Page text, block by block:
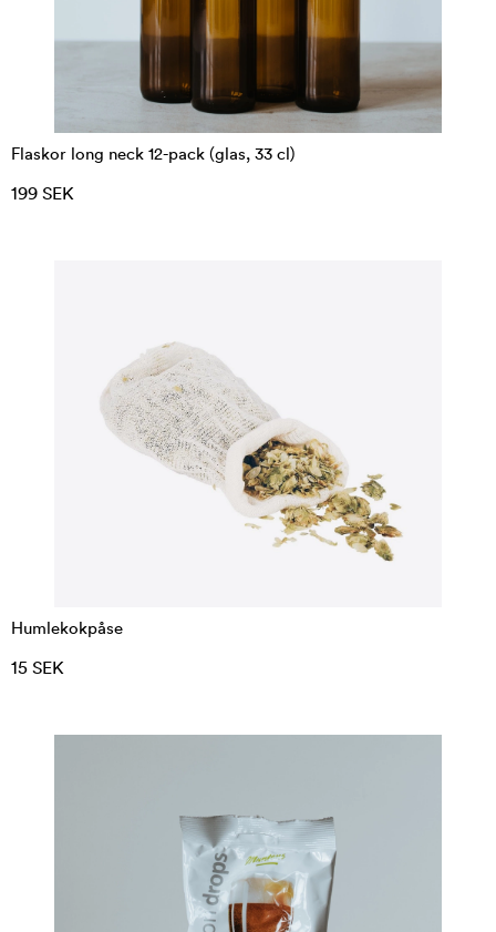
Flaskor long neck 12-pack (glas, 33 cl)
199 SEK
Humlekokpåse
15 SEK